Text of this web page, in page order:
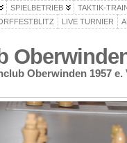
SPIELBETRIEB
TAKTIK-
LIVE TURNIER
Oberwinden 1957 e.